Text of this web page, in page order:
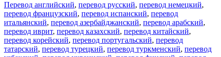
Перевод английский, перевод русский, перевод немецкий,
перевод французский, перевод испанский, перевод
итальянский, перевод азербайджанский, перевод арабский,
перевод иврит, перевод казахский, перевод китайский,
перевод корейский, перевод португальский, перевод
татарский, перевод турецкий, перевод туркменский, перевод